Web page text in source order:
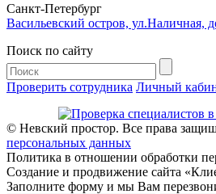
Cанкт-Петербург
Васильевский остров, ул.Наличная,
Поиск по сайту
Проверить сотрудника Личный
© Невский простор. Все права
персональных данных
Политика в отношении обработки
Создание и продвижение сайта
Заполните форму и мы Вам